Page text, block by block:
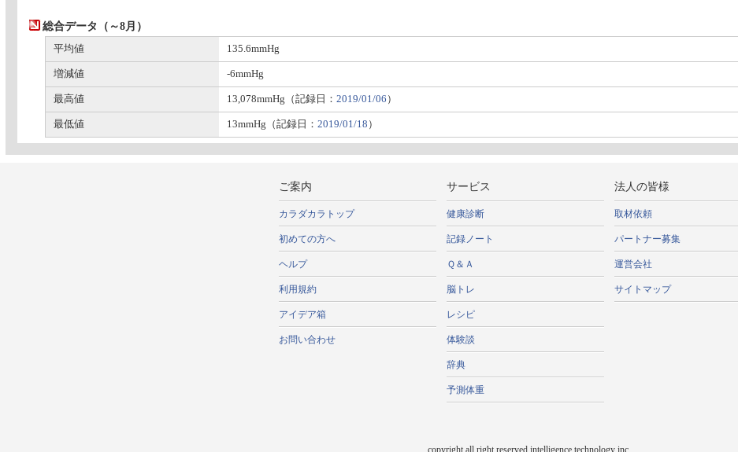
総合データ（～8月）
平均値 135.6mmHg
増減値 -6mmHg
最高値 13,078mmHg（記録日： 2019/01/06 ）
最低値 13mmHg（記録日： 2019/01/18 ）
ご案内
カラダカラトップ
初めての方へ
ヘルプ
利用規約
アイデア箱
お問い合わせ
サービス
健康診断
記録ノート
Ｑ＆Ａ
脳トレ
レシピ
体験談
辞典
予測体重
法人の皆様
取材依頼
パートナー募集
運営会社
サイトマップ
copyright all right reserved intelligence technology inc,